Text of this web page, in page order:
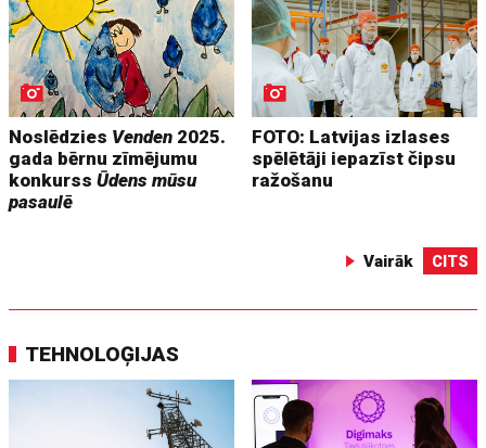
Noslēdzies Venden 2025.
gada bērnu zīmējumu
konkurssŪdens mūsu
pasaulē
FOTO: Latvijas izlases
spēlētāji iepazīst čipsu
ražošanu
Vairāk CITS
TEHNOLOĢIJAS